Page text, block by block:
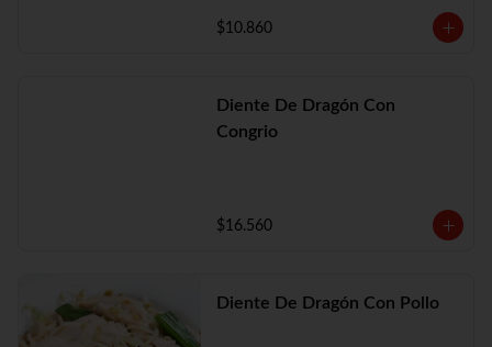
$10.860
Diente De Dragón Con
Congrio
$16.560
Diente De Dragón Con Pollo